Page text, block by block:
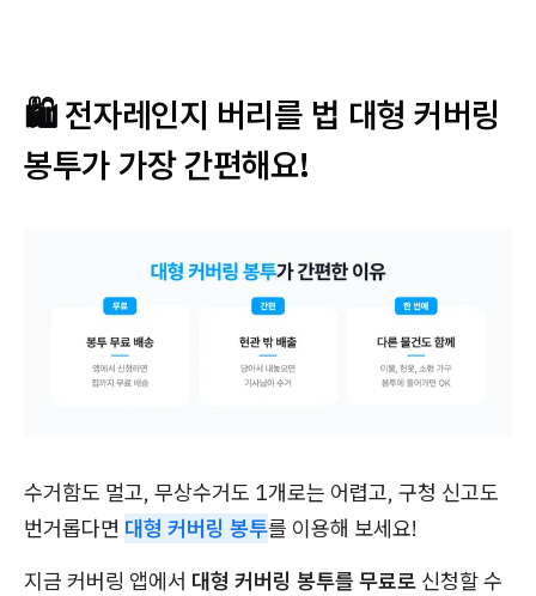
🛍️ 전자레인지 버리를 법 대형 커버링
봉투가 가장 간편해요!
수거함도 멀고, 무상수거도 1개로는 어렵고, 구청 신고도
번거롭다면 대형 커버링 봉투를 이용해 보세요!
지금 커버링 앱에서 대형 커버링 봉투를 무료로 신청할 수